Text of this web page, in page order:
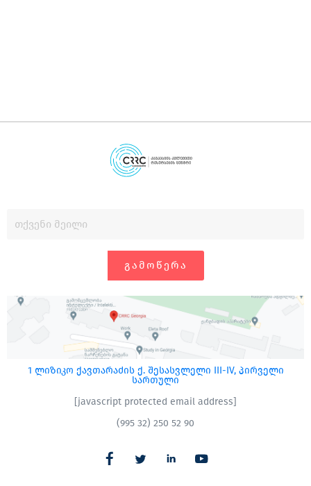
ᲒᲐᲛᲝᲬᲔᲠᲐ
1 ლიზიკო ქავთარაძის ქ. შესასვლელი III-IV, პირველი
სართული
[javascript protected email address]
(995 32) 250 52 90